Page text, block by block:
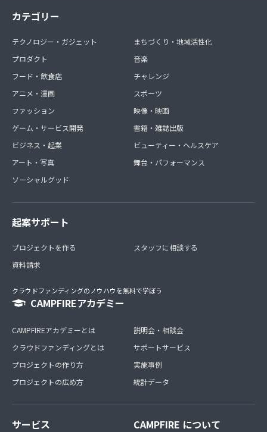
カテゴリー
テクノロジー・ガジェット
プロダクト
フード・飲食店
アニメ・漫画
ファッション
ゲーム・サービス開発
ビジネス・起業
アート・写真
ソーシャルグッド
まちづくり・地域活性化
音楽
チャレンジ
スポーツ
映像・映画
書籍・雑誌出版
ビューティー・ヘルスケア
舞台・パフォーマンス
起案サポート
プロジェクトを作る
資料請求
スタッフに相談する
クラウドファンディングのノウハウを無料で学ぼう
CAMPFIREアカデミー
CAMPFIREアカデミーとは
クラウドファンディングとは
プロジェクトの作り方
プロジェクトの広め方
説明会・相談会
サポートサービス
実施事例
統計データ
サービス CAMPFIRE について